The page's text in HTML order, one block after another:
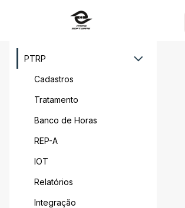
PTRP
Cadastros
Tratamento
Banco de Horas
REP-A
IOT
Relatórios
Integração